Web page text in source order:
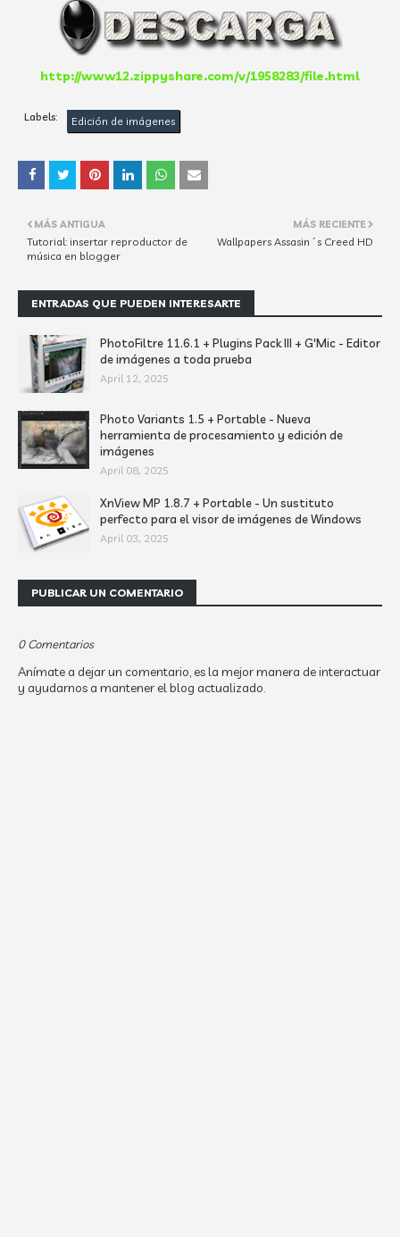
http://www12.zippyshare.com/v/1958283/file.html
Labels: Edición de imágenes
MÁS RECIENTE
Wallpapers Assasin´s Creed HD
MÁS ANTIGUA
Tutorial: insertar reproductor de
música en blogger
ENTRADAS QUE PUEDEN INTERESARTE
PhotoFiltre 11.6.1 + Plugins Pack III + G'Mic - Editor
de imágenes a toda prueba
April 12, 2025
Photo Variants 1.5 + Portable - Nueva
herramienta de procesamiento y edición de
imágenes
April 08, 2025
XnView MP 1.8.7 + Portable - Un sustituto
perfecto para el visor de imágenes de Windows
April 03, 2025
PUBLICAR UN COMENTARIO
0 Comentarios
Anímate a dejar un comentario, es la mejor manera de interactuar
y ayudarnos a mantener el blog actualizado.